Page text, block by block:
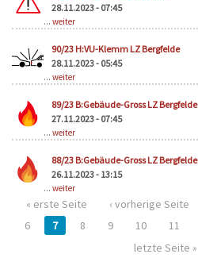
28.11.2023 - 07:45
... weiter
90/23 H:VU-Klemm LZ Bergfelde
28.11.2023 - 05:45
... weiter
89/23 B:Gebäude-Gross LZ Bergfelde
27.11.2023 - 07:45
... weiter
88/23 B:Gebäude-Gross LZ Bergfelde
26.11.2023 - 13:15
... weiter
« erste Seite ‹ vorherige Seite
6
7 8 9 10 11
letzte Seite »